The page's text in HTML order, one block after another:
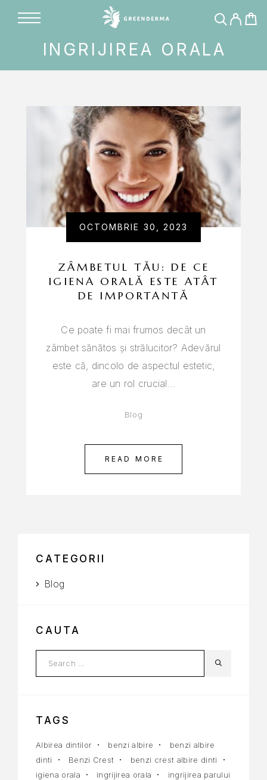
INGRIJIREA ORALA
OCTOMBRIE 30, 2023
ZÂMBETUL TĂU: DE CE
IGIENA ORALĂ ESTE ATÂT
DE IMPORTANTĂ
Ce poate fi mai frumos decât un
zâmbet sănătos și strălucitor? Adevărul
este că, dincolo de aspectul estetic,
are un rol crucial…
Blog
READ MORE
CATEGORII
Blog
CAUTA
TAGS
Albirea dintilor benzi albire
benzi albire
dinti
Benzi Crest
benzi crest albire dinti
igiena orala
ingrijirea orala
ingrijirea parului